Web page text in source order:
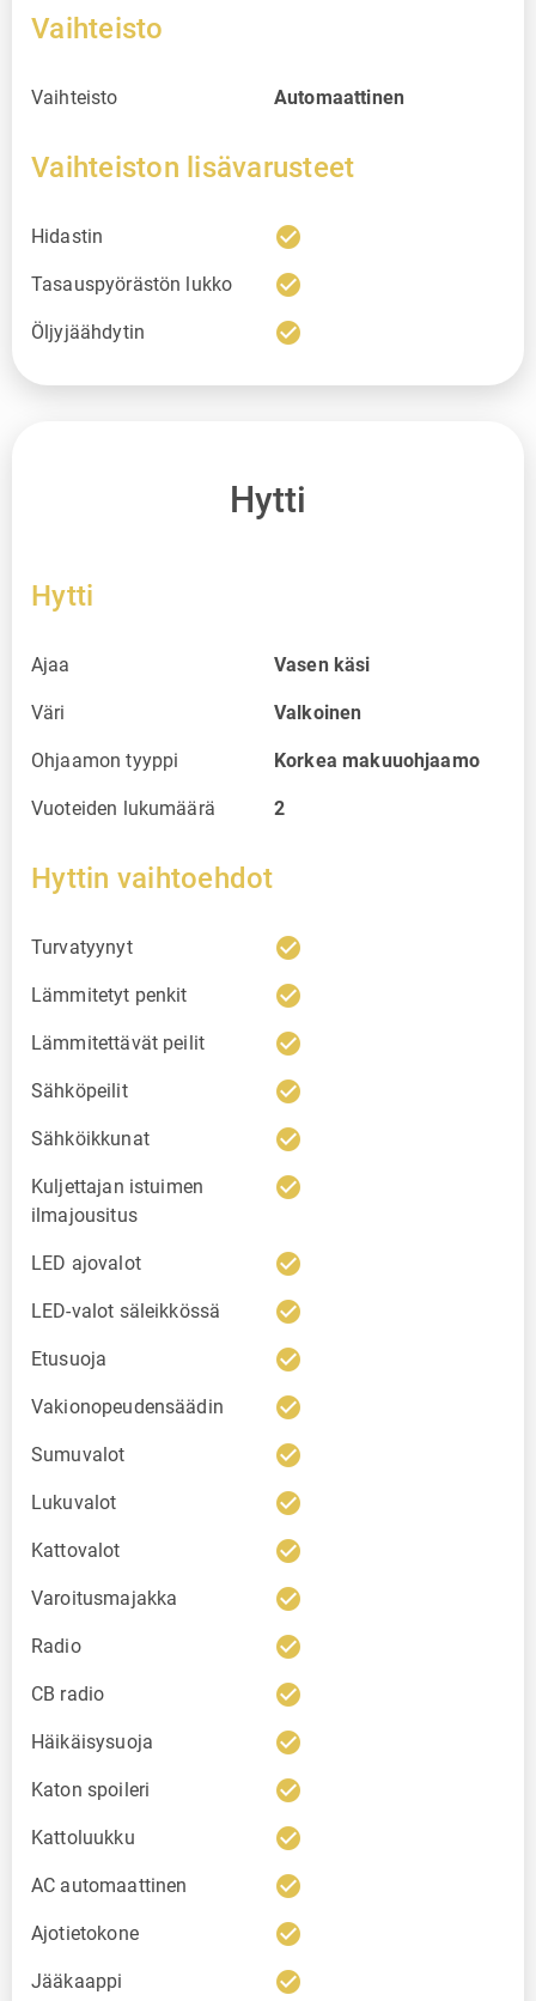
Vaihteisto
Vaihteisto Automaattinen
Vaihteiston lisävarusteet
Hidastin check_circle
Tasauspyörästön lukko check_circle
Öljyjäähdytin check_circle
Hytti
Hytti
Ajaa Vasen käsi
Väri Valkoinen
Ohjaamon tyyppi Korkea makuuohjaamo
Vuoteiden lukumäärä 2
Hyttin vaihtoehdot
Turvatyynyt check_circle
Lämmitetyt penkit check_circle
Lämmitettävät peilit check_circle
Sähköpeilit check_circle
Sähköikkunat check_circle
Kuljettajan istuimen
ilmajousitus
check_circle
LED ajovalot check_circle
LED-valot säleikkössä check_circle
Etusuoja check_circle
Vakionopeudensäädin check_circle
Sumuvalot check_circle
Lukuvalot check_circle
Kattovalot check_circle
Varoitusmajakka check_circle
Radio check_circle
CB radio check_circle
Häikäisysuoja check_circle
Katon spoileri check_circle
Kattoluukku check_circle
AC automaattinen check_circle
Ajotietokone check_circle
Jääkaappi check_circle